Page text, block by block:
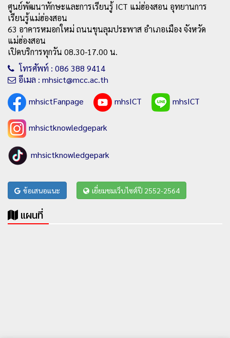
ศูนย์พัฒนาทักษะและการเรียนรู้ ICT แม่ฮ่องสอน อุทยานการ
เรียนรู้แม่ฮ่องสอน
63 อาคารหมอกใหม่ ถนนขุนลุมประพาส อำเภอเมือง จังหวัด
แม่ฮ่องสอน
เปิดบริการทุกวัน 08.30-17.00 น.
โทรศัพท์ : 086 388 9414
อีเมล : mhsict@mcc.ac.th
mhsictFanpage
mhsICT mhsICT
mhsictknowledgepark
mhsictknowledgepark
ข้อเสนอแนะ เยี่ยมชมเว็บไซต์ปี 2552-2564
แผนที่